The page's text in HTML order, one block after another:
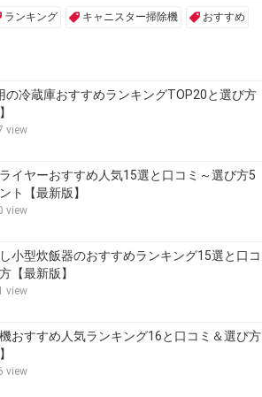
ランキング キャニスター掃除機 おすすめ
の冷蔵庫おすすめランキングTOP20と選び方
view
イヤーおすすめ人気15選と口コミ～選び方5
ト【最新版】
view
小型炊飯器のおすすめランキング15選と口コ
【最新版】
view
おすすめ人気ランキング16と口コミ＆選び方
view